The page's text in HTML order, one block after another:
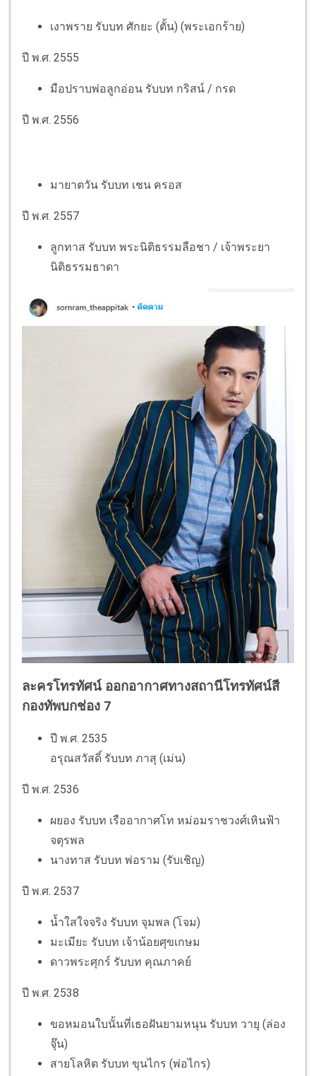
เงาพราย รับบท ศักยะ (ตั้น) (พระเอกร้าย)
ปี พ.ศ. 2555
มือปราบพ่อลูกอ่อน รับบท กริสน์ / กรด
ปี พ.ศ. 2556
มายาตวัน รับบท เชน ครอส
ปี พ.ศ. 2557
ลูกทาส รับบท พระนิติธรรมลือชา / เจ้าพระยา
นิติธรรมธาดา
ละครโทรทัศน์ ออกอากาศทางสถานีโทรทัศน์สี
กองทัพบกช่อง 7
ปี พ.ศ. 2535
อรุณสวัสดิ์ รับบท ภาสุ (เม่น)
ปี พ.ศ. 2536
ผยอง รับบท เรืออากาศโท หม่อมราชวงศ์เหินฟ้า
จตุรพล
นางทาส รับบท พ่อราม (รับเชิญ)
ปี พ.ศ. 2537
น้ำใสใจจริง รับบท จุมพล (โจม)
มะเมียะ รับบท เจ้าน้อยศุขเกษม
ดาวพระศุกร์ รับบท คุณภาคย์
ปี พ.ศ. 2538
ขอหมอนใบนั้นที่เธอฝันยามหนุน รับบท วายุ (ล่อง
จุ๊น)
สายโลหิต รับบท ขุนไกร (พ่อไกร)